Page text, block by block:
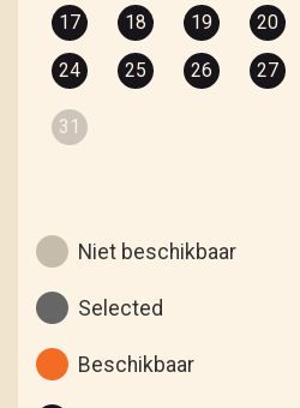
17 18 19 20
24 25 26 27
31
Niet beschikbaar
Selected
Beschikbaar